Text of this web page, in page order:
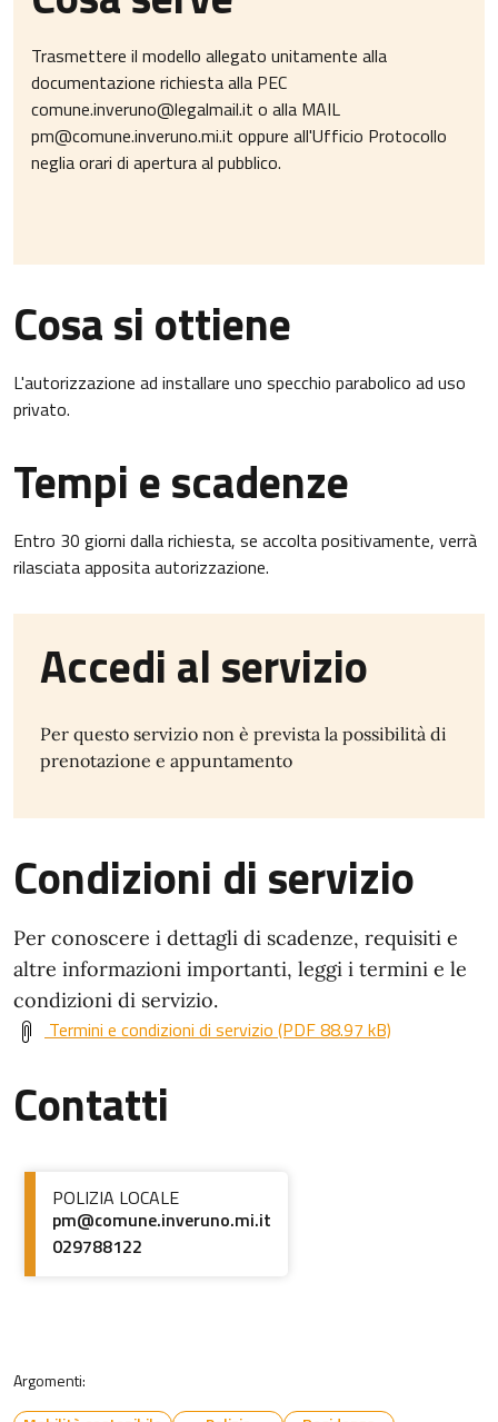
Trasmettere il modello allegato unitamente alla
documentazione richiesta alla PEC
comune.inveruno@legalmail.it o alla MAIL
pm@comune.inveruno.mi.it oppure all'Ufficio Protocollo
neglia orari di apertura al pubblico.
Cosa si ottiene
L'autorizzazione ad installare uno specchio parabolico ad uso
privato.
Tempi e scadenze
Entro 30 giorni dalla richiesta, se accolta positivamente, verrà
rilasciata apposita autorizzazione.
Accedi al servizio
Per questo servizio non è prevista la possibilità di
prenotazione e appuntamento
Condizioni di servizio
Per conoscere i dettagli di scadenze, requisiti e
altre informazioni importanti, leggi i termini e le
condizioni di servizio.
Termini e condizioni di servizio (PDF 88.97 kB)
Contatti
POLIZIA LOCALE
pm@comune.inveruno.mi.it
029788122
Argomenti: